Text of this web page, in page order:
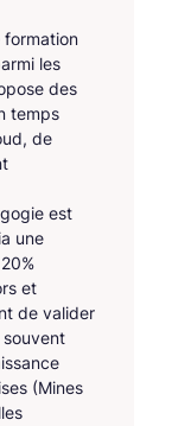
formation
les
des
temps
de
est
une
et
de valider
souvent
(Mines